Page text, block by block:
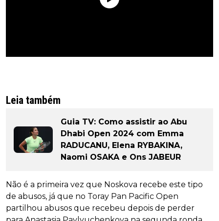
Leia também
Guia TV: Como assistir ao Abu
Dhabi Open 2024 com Emma
RADUCANU, Elena RYBAKINA,
Naomi OSAKA e Ons JABEUR
Não é a primeira vez que Noskova recebe este tipo
de abusos, já que no Toray Pan Pacific Open
partilhou abusos que recebeu depois de perder